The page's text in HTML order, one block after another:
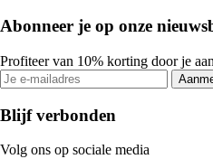
Abonneer je op onze
Profiteer van 10% korting door je
Blijf verbonden
Volg ons op sociale media